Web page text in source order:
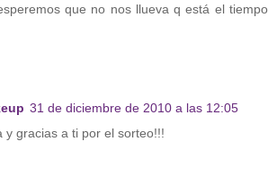
que no nos llueva q está el tiempo
31 de diciembre de 2010 a las 12:05
y gracias a ti por el sorteo!!!